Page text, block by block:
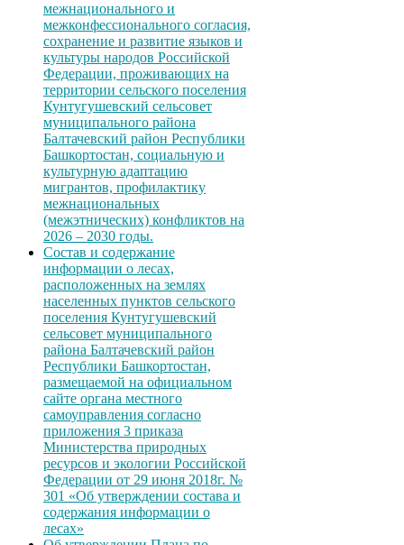
межнационального и
межконфессионального согласия,
сохранение и развитие языков и
культуры народов Российской
Федерации, проживающих на
территории сельского поселения
Кунтугушевский сельсовет
муниципального района
Балтачевский район Республики
Башкортостан, социальную и
культурную адаптацию
мигрантов, профилактику
межнациональных
(межэтнических) конфликтов на
2026 – 2030 годы.
Состав и содержание
информации о лесах,
расположенных на землях
населенных пунктов сельского
поселения Кунтугушевский
сельсовет муниципального
района Балтачевский район
Республики Башкортостан,
размещаемой на официальном
сайте органа местного
самоуправления согласно
приложения 3 приказа
Министерства природных
ресурсов и экологии Российской
Федерации от 29 июня 2018г. №
301 «Об утверждении состава и
содержания информации о
лесах»